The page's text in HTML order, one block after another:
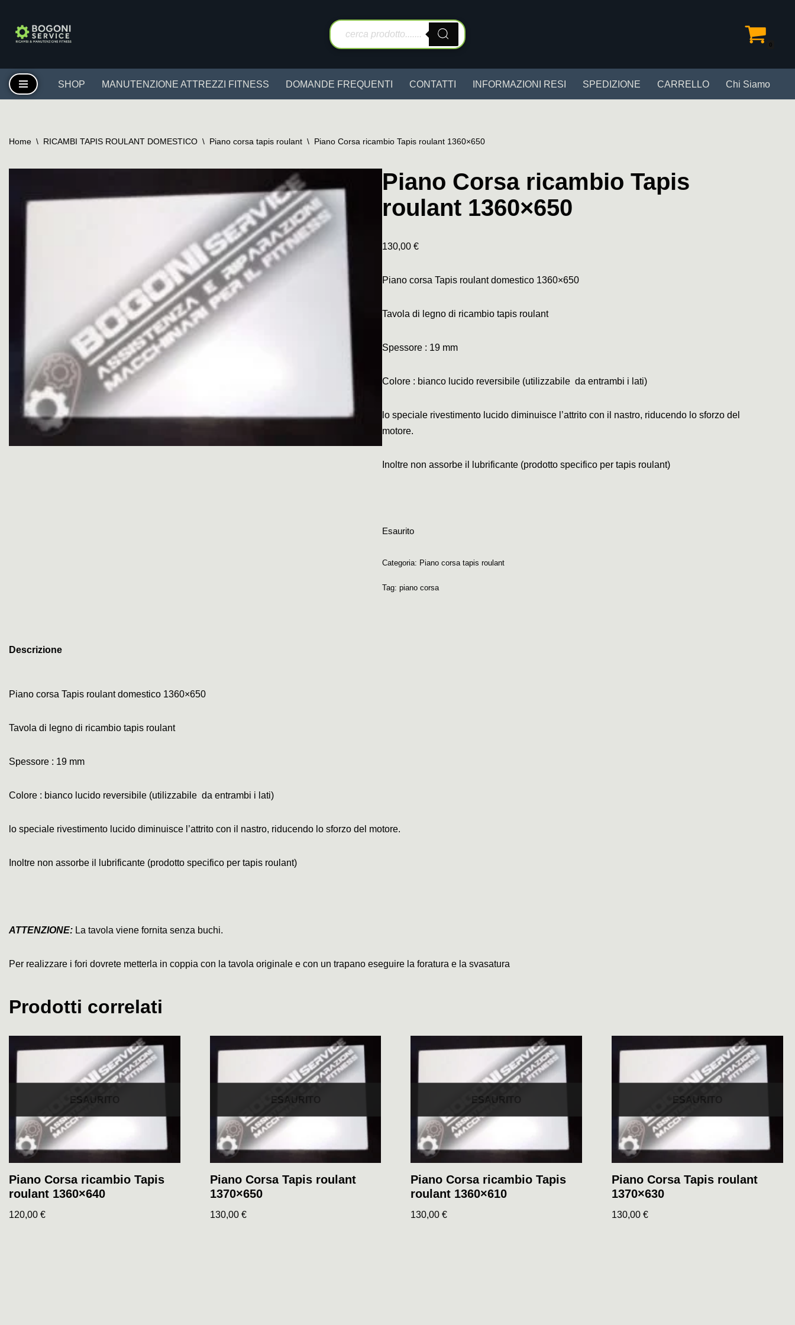
Vai
SHOP MANUTENZIONE ATTREZZI FITNESS DOMANDE FREQUENTI CONTATTI INFORMAZIONI RESI SPEDIZIONE CARRELLO Chi Siamo
Home \ RICAMBI TAPIS ROULANT DOMESTICO \ Piano corsa tapis roulant \ Piano Corsa ricambio Tapis roulant 1360×650
Piano Corsa ricambio Tapis
roulant 1360×650
130,00 €
Piano corsa Tapis roulant domestico 1360×650
Tavola di legno di ricambio tapis roulant
Spessore : 19 mm
Colore : bianco lucido reversibile (utilizzabile da entrambi i lati)
lo speciale rivestimento lucido diminuisce l’attrito con il nastro, riducendo lo sforzo del
motore.
Inoltre non assorbe il lubrificante (prodotto specifico per tapis roulant)
Esaurito
Categoria: Piano corsa tapis roulant
Tag: piano corsa
Descrizione
Piano corsa Tapis roulant domestico 1360×650
Tavola di legno di ricambio tapis roulant
Spessore : 19 mm
Colore : bianco lucido reversibile (utilizzabile da entrambi i lati)
lo speciale rivestimento lucido diminuisce l’attrito con il nastro, riducendo lo sforzo del motore.
Inoltre non assorbe il lubrificante (prodotto specifico per tapis roulant)
ATTENZIONE: La tavola viene fornita senza buchi.
Per realizzare i fori dovrete metterla in coppia con la tavola originale e con un trapano eseguire la foratura e la svasatura
Prodotti correlati
ESAURITO
Piano Corsa ricambio Tapis
roulant 1360×640
120,00 €
ESAURITO
Piano Corsa Tapis roulant
1370×650
130,00 €
ESAURITO
Piano Corsa ricambio Tapis
roulant 1360×610
130,00€
ESAURITO
Piano Corsa Tapis roulant
1370×630
130,00 €